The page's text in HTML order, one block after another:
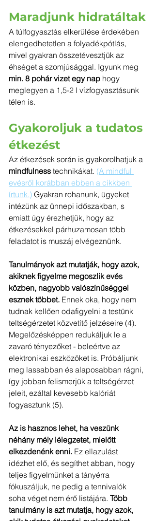
Maradjunk hidratáltak
A túlfogyasztás elkerülése érdekében
elengedhetetlen a folyadékpótlás,
mivel gyakran összetévesztjük az
éhséget a szomjúsággal. Igyunk meg
min. 8 pohár vizet egy nap hogy
meglegyen a 1,5-2 l vízfogyasztásunk
télen is.
Gyakoroljuk a tudatos
étkezést
Az étkezések során is gyakorolhatjuk a
mindfulness technikákat. (A mindful
evésről korábban ebben a cikkben
írtunk.) Gyakran rohanunk, ügyeket
intézünk az ünnepi időszakban, s
emiatt úgy érezhetjük, hogy az
étkezésekkel párhuzamosan több
feladatot is muszáj elvégeznünk.
Tanulmányok azt mutatják, hogy azok,
akiknek figyelme megoszlik evés
közben, nagyobb valószínűséggel
esznek többet. Ennek oka, hogy nem
tudnak kellően odafigyelni a testünk
teltségérzetet közvetítő jelzéseire (4).
Megelőzésképpen redukáljuk le a
zavaró tényezőket - beleértve az
elektronikai eszközöket is. Próbáljunk
meg lassabban és alaposabban rágni,
így jobban felismerjük a teltségérzet
jeleit, ezáltal kevesebb kalóriát
fogyasztunk (5).
Az is hasznos lehet, ha veszünk
néhány mély lélegzetet, mielőtt
elkezdenénk enni. Ez ellazulást
idézhet elő, és segíthet abban, hogy
teljes figyelmünket a tányérra
fókuszáljuk, ne pedig a tennivalók
soha véget nem érő listájára. Több
tanulmány is azt mutatja, hogy azok,